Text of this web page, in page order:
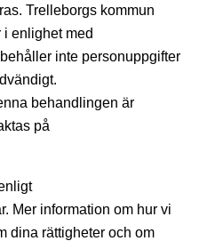
Trelleborgs kommun
i enlighet med
inte personuppgifter
behandlingen är
på
Mer information om hur vi
dina rättigheter och om